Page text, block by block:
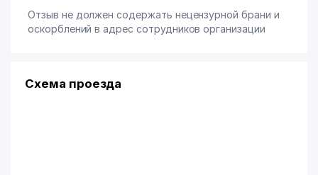
Отзыв не должен содержать нецензурной брани и
оскорблений в адрес сотрудников организации
Схема проезда